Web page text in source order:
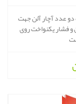
عدد آچار آلن جهت
و فشار یکنواخت روی